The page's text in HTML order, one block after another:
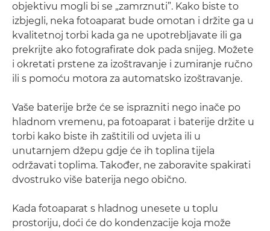
objektivu mogli bi se „zamrznuti”. Kako biste to
izbjegli, neka fotoaparat bude omotan i držite ga u
kvalitetnoj torbi kada ga ne upotrebljavate ili ga
prekrijte ako fotografirate dok pada snijeg. Možete
i okretati prstene za izoštravanje i zumiranje ručno
ili s pomoću motora za automatsko izoštravanje.
Vaše baterije brže će se isprazniti nego inače po
hladnom vremenu, pa fotoaparat i baterije držite u
torbi kako biste ih zaštitili od uvjeta ili u
unutarnjem džepu gdje će ih toplina tijela
održavati toplima. Također, ne zaboravite spakirati
dvostruko više baterija nego obično.
Kada fotoaparat s hladnog unesete u toplu
prostoriju, doći će do kondenzacije koja može